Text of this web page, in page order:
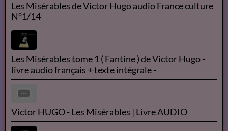
Les Misérables de Victor Hugo audio France culture
N°1/14
Les Misérables tome 1 ( Fantine ) de Victor Hugo -
livre audio français + texte intégrale -
Victor HUGO - Les Misérables | Livre AUDIO